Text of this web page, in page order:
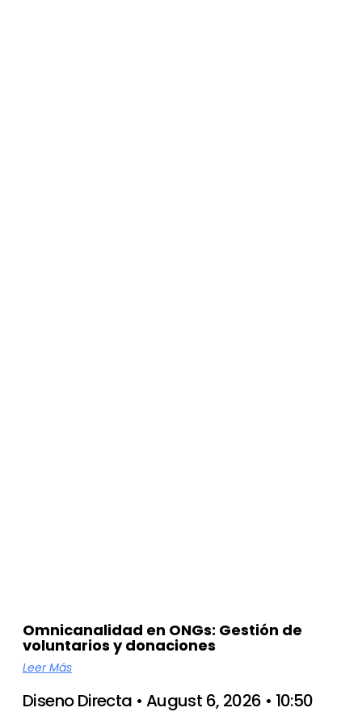
Omnicanalidad en ONGs: Gestión de
voluntarios y donaciones
Leer Más
Diseno Directa August 6, 2026 10:50